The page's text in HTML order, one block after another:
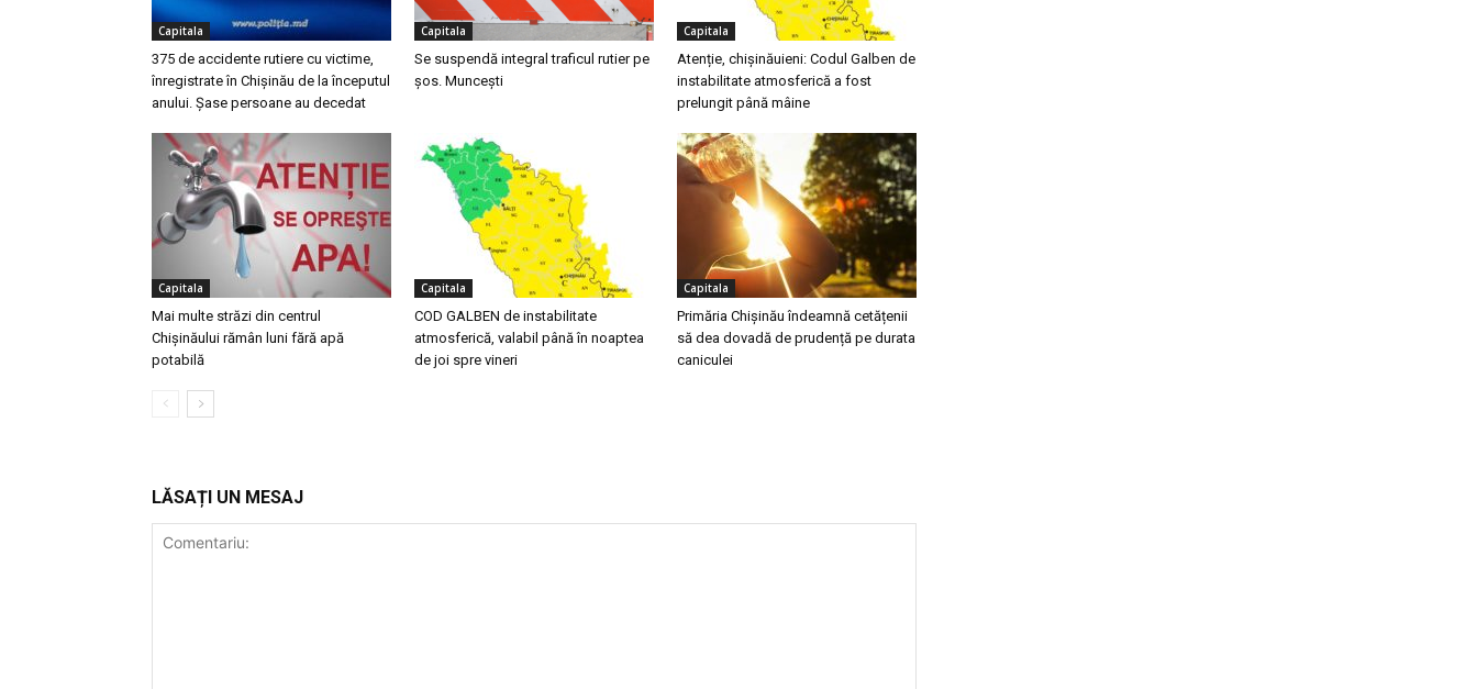
Capitala
375 de accidente rutiere cu victime,
înregistrate în Chișinău de la începutul
anului. Șase persoane au decedat
Capitala
Se suspendă integral traficul rutier pe
șos. Muncești
Capitala
Atenție, chișinăuieni: Codul Galben de
instabilitate atmosferică a fost
prelungit până mâine
Capitala
Mai multe străzi din centrul
Chișinăului rămân luni fără apă
potabilă
Capitala
COD GALBEN de instabilitate
atmosferică, valabil până în noaptea
de joi spre vineri
Capitala
Primăria Chișinău îndeamnă cetățenii
să dea dovadă de prudență pe durata
caniculei
LĂSAȚI UN MESAJ